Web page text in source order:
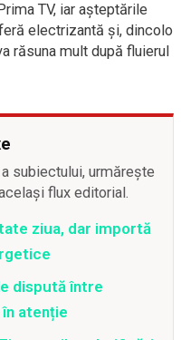
TV, iar aşteptările
electrizantă şi, dincolo
răsuna mult după fluierul
subiectului, urmărește
flux editorial.
ziua, dar importă
dispută între
în atenție